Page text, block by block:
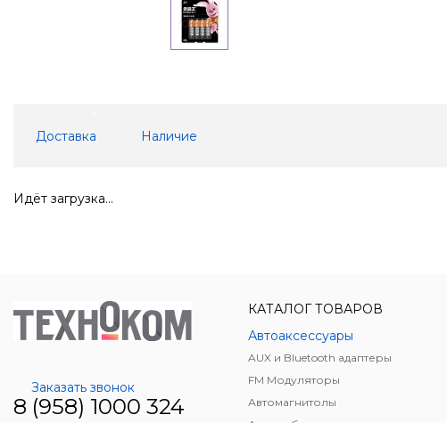
Доставка Наличие
Идёт загрузка...
Заказать звонок
8 (958) 1000 324
КАТАЛОГ ТОВАРОВ
Автоаксессуары
AUX и Bluetooth адаптеры
FM Модуляторы
Автомагнитолы